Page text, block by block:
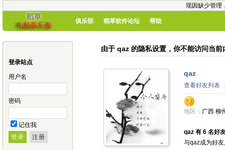
现因缺少管理
俱乐部 稻草软件论坛 帮助
登录站点
用户名
密码
记住我
由于 qaz 的隐私设置，你不能访问当前
qaz
查看好友列表
地区： 广西 柳
qaz 有 6 名好
与qaz成为好